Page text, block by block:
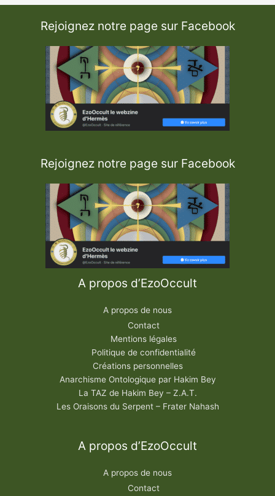
Rejoignez notre page sur Facebook
Rejoignez notre page sur Facebook
A propos d’EzoOccult
A propos de nous
Contact
Mentions légales
Politique de confidentialité
Créations personnelles
Anarchisme Ontologique par Hakim Bey
La TAZ de Hakim Bey – Z.A.T.
Les Oraisons du Serpent – Frater Nahash
A propos d’EzoOccult
A propos de nous
Contact